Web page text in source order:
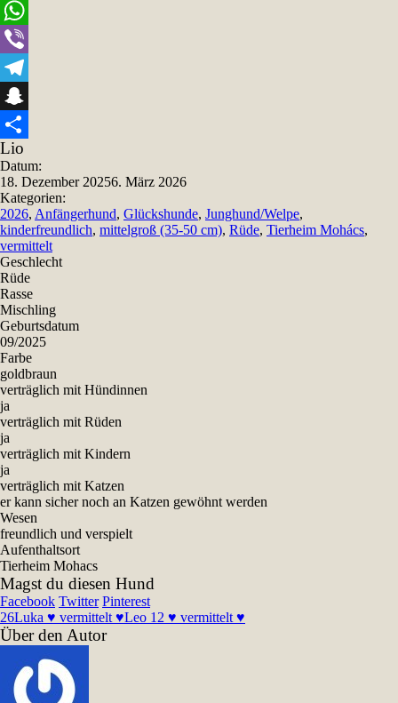
Email
WhatsApp
Viber
Telegram
Snapchat
Teilen
Lio
Datum:
18. Dezember 20256. März 2026
Kategorien:
2026, Anfängerhund, Glückshunde, Junghund/Welpe,
kinderfreundlich, mittelgroß (35-50 cm), Rüde, Tierheim Mohács,
vermittelt
Geschlecht
Rüde
Rasse
Mischling
Geburtsdatum
09/2025
Farbe
goldbraun
verträglich mit Hündinnen
ja
verträglich mit Rüden
ja
verträglich mit Kindern
ja
verträglich mit Katzen
er kann sicher noch an Katzen gewöhnt werden
Wesen
freundlich und verspielt
Aufenthaltsort
Tierheim Mohacs
Magst du diesen Hund
Facebook Twitter Pinterest
26Luka ♥ vermittelt ♥Leo 12 ♥ vermittelt ♥
Über den Autor